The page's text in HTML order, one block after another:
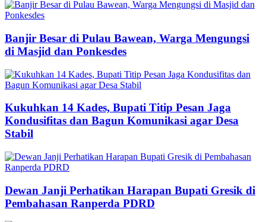
Banjir Besar di Pulau Bawean, Warga Mengungsi
di Masjid dan Ponkesdes
Kukuhkan 14 Kades, Bupati Titip Pesan Jaga
Kondusifitas dan Bagun Komunikasi agar Desa
Stabil
Dewan Janji Perhatikan Harapan Bupati Gresik di
Pembahasan Ranperda PDRD